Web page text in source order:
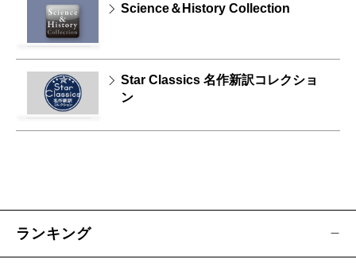
Science＆History Collection
Star Classics 名作新訳コレクショ
ン
ランキング